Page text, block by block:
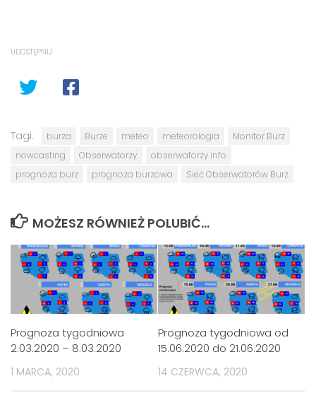
UDOSTĘPNIJ
Tagi: burza Burze meteo meteorologia
Monitor Burz
nowcasting
Obserwatorzy
obserwatorzy.info
prognoza burz
prognoza burzowa Sieć Obserwatorów Burz
MOŻESZ RÓWNIEŻ POLUBIĆ…
Prognoza tygodniowa
2.03.2020 – 8.03.2020
1 MARCA, 2020
Prognoza tygodniowa od
15.06.2020 do 21.06.2020
14 CZERWCA, 2020